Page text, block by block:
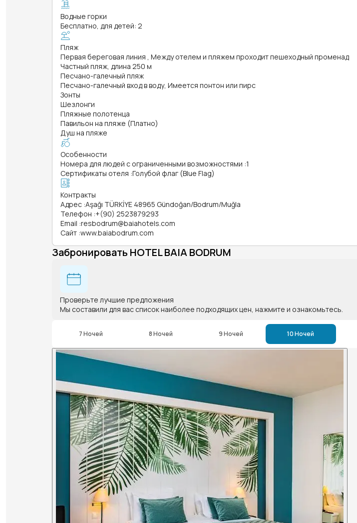
Водные горки
Бесплатно, для детей: 2
Пляж
Первая береговая линия , Между отелем и пляжем проходит пешеходный променад
Частный пляж, длина 250 м
Песчано-галечный пляж
Песчано-галечный вход в воду, Имеется понтон или пирс
Зонты
Шезлонги
Пляжные полотенца
Павильон на пляже (Платно)
Душ на пляже
Особенности
Номера для людей с ограниченными возможностями :1
Сертификаты отеля :Голубой флаг (Blue Flag)
Контракты
Адрес :Aşağı TÜRKİYE 48965 Gündoğan/Bodrum/Muğla
Телефон :+(90) 2523879293
Email :resbodrum@baiahotels.com
Сайт :www.baiabodrum.com
Забронировать HOTEL BAIA BODRUM
Проверьте лучшие предложения
Мы составили для вас список наиболее подходящих цен, нажмите и ознакомьтесь.
7 Ночей 8 Ночей 9 Ночей 10 Ночей